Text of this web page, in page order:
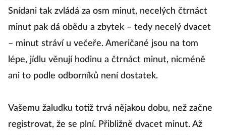
Snídani tak zvládá za osm minut, necelých čtrnáct
minut pak dá obědu a zbytek – tedy necelý dvacet
– minut stráví u večeře. Američané jsou na tom
lépe, jídlu věnují hodinu a čtrnáct minut, nicméně
ani to podle odborníků není dostatek.
Vašemu žaludku totiž trvá nějakou dobu, než začne
registrovat, že se plní. Přibližně dvacet minut. Až